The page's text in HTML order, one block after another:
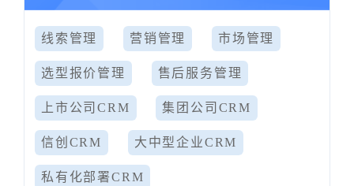
线索管理 营销管理 市场管理
选型报价管理 售后服务管理
上市公司CRM 集团公司CRM
信创CRM 大中型企业CRM
私有化部署CRM